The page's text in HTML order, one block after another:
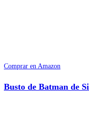
Comprar en Amazon
Busto de Batman de